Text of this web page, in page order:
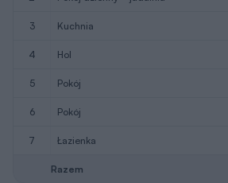
3 kuchnia
4 hol
5 pokój
6 pokój
7 łazienka
Razem